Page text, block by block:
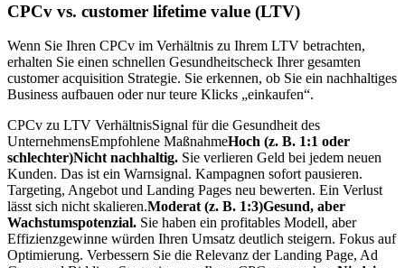
CPCv vs. customer lifetime value (LTV)
Wenn Sie Ihren CPCv im Verhältnis zu Ihrem LTV betrachten,
erhalten Sie einen schnellen Gesundheitscheck Ihrer gesamten
customer acquisition Strategie. Sie erkennen, ob Sie ein nachhaltiges
Business aufbauen oder nur teure Klicks „einkaufen“.
CPCv zu LTV VerhältnisSignal für die Gesundheit des
UnternehmensEmpfohlene MaßnahmeHoch (z. B. 1:1 oder
schlechter)Nicht nachhaltig. Sie verlieren Geld bei jedem neuen
Kunden. Das ist ein Warnsignal. Kampagnen sofort pausieren.
Targeting, Angebot und Landing Pages neu bewerten. Ein Verlust
lässt sich nicht skalieren.Moderat (z. B. 1:3)Gesund, aber
Wachstumspotenzial. Sie haben ein profitables Modell, aber
Effizienzgewinne würden Ihren Umsatz deutlich steigern. Fokus auf
Optimierung. Verbessern Sie die Relevanz der Landing Page, Ad